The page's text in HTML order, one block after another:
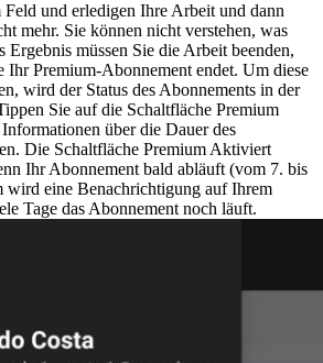
Feld und erledigen Ihre Arbeit und dann
mehr. Sie können nicht verstehen, was
Ergebnis müssen Sie die Arbeit beenden,
Ihr Premium-Abonnement endet. Um diese
wird der Status des Abonnements in der
Sie auf die Schaltfläche Premium
über die Dauer des
Die Schaltfläche Premium Aktiviert
Ihr Abonnement bald abläuft (vom 7. bis
wird eine Benachrichtigung auf Ihrem
Tage das Abonnement noch läuft.